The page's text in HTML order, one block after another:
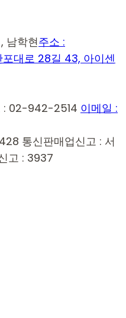
남학현주소 :
대로 28길 43, 아이센
: 02-942-2514 이메일 :
통신판매업신고 : 서
고 : 3937